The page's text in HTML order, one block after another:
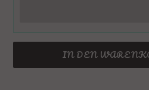
IN DEN